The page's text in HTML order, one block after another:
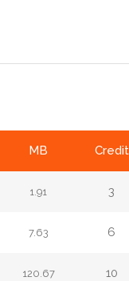
MB Credit
1.91 3
7.63 6
120.67 10